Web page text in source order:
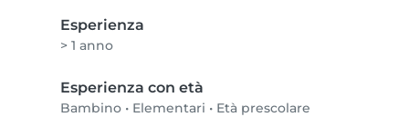
Esperienza
> 1 anno
Esperienza con età
Bambino • Elementari • Età prescolare